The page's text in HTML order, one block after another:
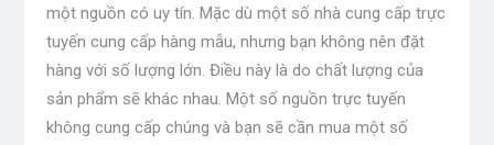
một nguồn có uy tín. Mặc dù một số nhà cung cấp trực
tuyến cung cấp hàng mẫu, nhưng bạn không nên đặt
hàng với số lượng lớn. Điều này là do chất lượng của
sản phẩm sẽ khác nhau. Một số nguồn trực tuyến
không cung cấp chúng và bạn sẽ cần mua một số